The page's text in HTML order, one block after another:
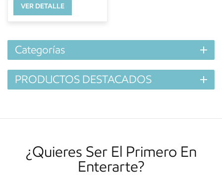
VER DETALLE
Categorías
PRODUCTOS DESTACADOS
¿Quieres Ser El Primero En
Enterarte?